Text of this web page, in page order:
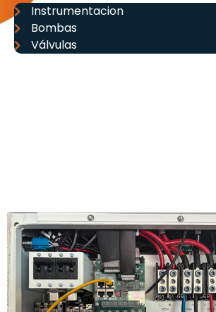
Instrumentacion
Bombas
Válvulas